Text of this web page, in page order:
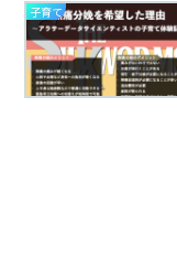
子育て